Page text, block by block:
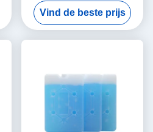
gebruiken Freezable Gel van
het Zakijs
Vind de beste prijs